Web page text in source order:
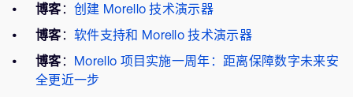
博客： 创建 Morello 技术演示器
博客： 软件支持和 Morello 技术演示器
博客： Morello 项目实施一周年：距离保障数字未来安
全更近一步